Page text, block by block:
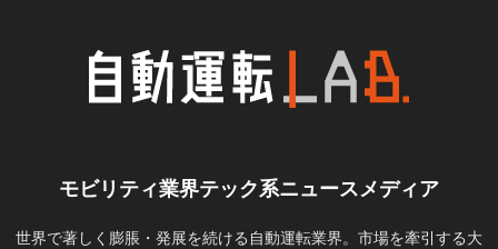
モビリティ業界テック系ニュースメディア
世界で著しく膨脹・発展を続ける自動運転業界。市場を牽引する大